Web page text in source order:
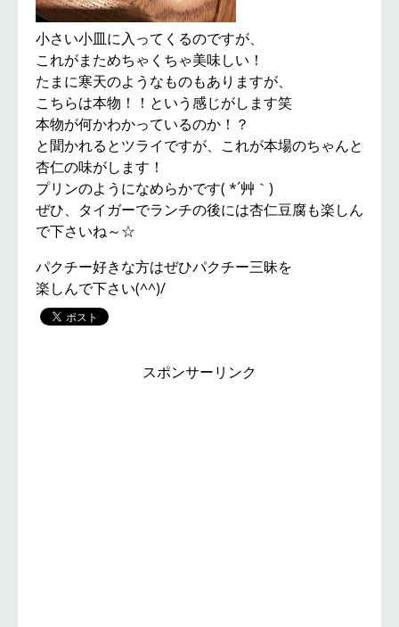
小さい小皿に入ってくるのですが、
これがまためちゃくちゃ美味しい！
たまに寒天のようなものもありますが、
こちらは本物！！という感じがします笑
本物が何かわかっているのか！？
と聞かれるとツライですが、これが本場のちゃんと
杏仁の味がします！
プリンのようになめらかです( *´艸｀)
ぜひ、タイガーでランチの後には杏仁豆腐も楽しん
で下さいね～☆
パクチー好きな方はぜひパクチー三昧を
楽しんで下さい(^^)/
スポンサーリンク